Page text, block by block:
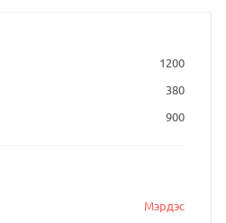
1200
380
900
Мэрдэс